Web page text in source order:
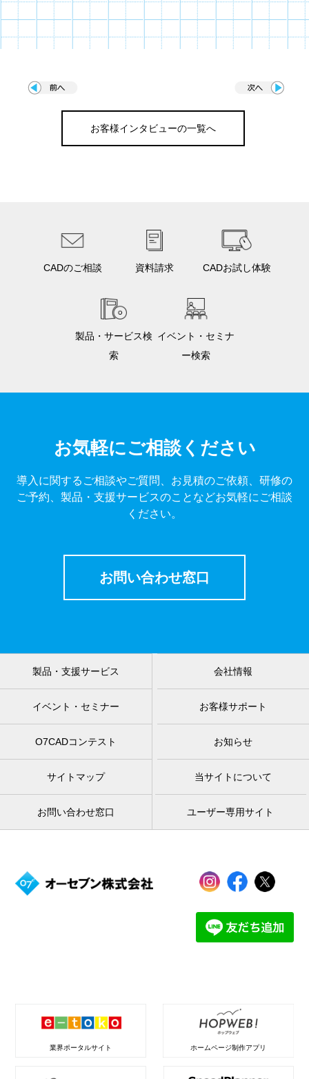
お客様インタビューの一覧へ
CADのご相談 資料請求 CADお試し体験
製品・サービス検
索
イベント・セミナ
ー検索
お気軽にご相談ください
導入に関するご相談やご質問、お見積のご依頼、研修の
ご予約、製品・支援サービスのことなどお気軽にご相談
ください。
お問い合わせ窓口
製品・支援サービス 会社情報
イベント・セミナー お客様サポート
O7CADコンテスト お知らせ
サイトマップ 当サイトについて
お問い合わせ窓口 ユーザー専用サイト
業界ポータルサイト ホームページ制作アプリ